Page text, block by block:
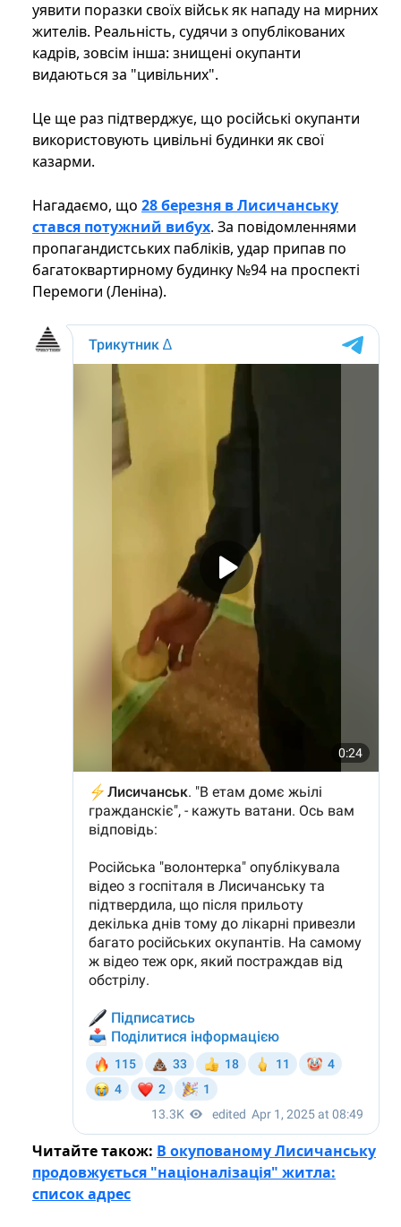
уявити поразки своїх військ як нападу на мирних
жителів. Реальність, судячи з опублікованих
кадрів, зовсім інша: знищені окупанти
видаються за "цивільних".
Це ще раз підтверджує, що російські окупанти
використовують цивільні будинки як свої
казарми.
Нагадаємо, що 28 березня в Лисичанську
стався потужний вибух. За повідомленнями
пропагандистських пабліків, удар припав по
багатоквартирному будинку №94 на проспекті
Перемоги (Леніна).
Читайте також: В окупованому Лисичанську
продовжується "націоналізація" житла:
список адрес